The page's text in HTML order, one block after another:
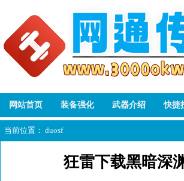
网站首页 装备强化 武器介绍 快捷
当前位置： duosf
狂雷下载黑暗深